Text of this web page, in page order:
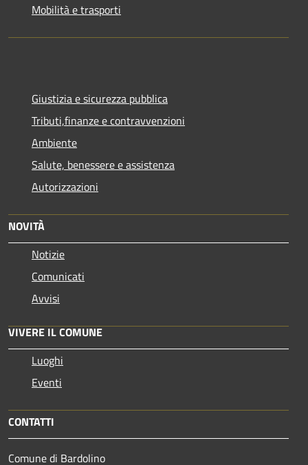
Mobilità e trasporti
Giustizia e sicurezza pubblica
Tributi,finanze e contravvenzioni
Ambiente
Salute, benessere e assistenza
Autorizzazioni
NOVITÀ
Notizie
Comunicati
Avvisi
VIVERE IL COMUNE
Luoghi
Eventi
CONTATTI
Comune di Bardolino